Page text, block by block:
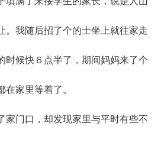
。我随后招了个的士坐上就往家走
时候快６点半了，期间妈妈来了个
在家里等着了。
门口，却发现家里与平时有些不